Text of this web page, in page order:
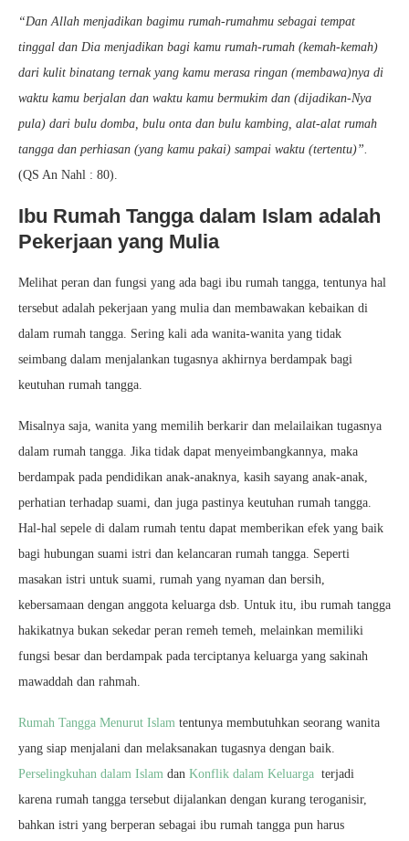
“Dan Allah menjadikan bagimu rumah-rumahmu sebagai tempat
tinggal dan Dia menjadikan bagi kamu rumah-rumah (kemah-kemah)
dari kulit binatang ternak yang kamu merasa ringan (membawa)nya di
waktu kamu berjalan dan waktu kamu bermukim dan (dijadikan-Nya
pula) dari bulu domba, bulu onta dan bulu kambing, alat-alat rumah
tangga dan perhiasan (yang kamu pakai) sampai waktu (tertentu)”.
(QS An Nahl : 80).
Ibu Rumah Tangga dalam Islam adalah
Pekerjaan yang Mulia
Melihat peran dan fungsi yang ada bagi ibu rumah tangga, tentunya hal
tersebut adalah pekerjaan yang mulia dan membawakan kebaikan di
dalam rumah tangga. Sering kali ada wanita-wanita yang tidak
seimbang dalam menjalankan tugasnya akhirnya berdampak bagi
keutuhan rumah tangga.
Misalnya saja, wanita yang memilih berkarir dan melailaikan tugasnya
dalam rumah tangga. Jika tidak dapat menyeimbangkannya, maka
berdampak pada pendidikan anak-anaknya, kasih sayang anak-anak,
perhatian terhadap suami, dan juga pastinya keutuhan rumah tangga.
Hal-hal sepele di dalam rumah tentu dapat memberikan efek yang baik
bagi hubungan suami istri dan kelancaran rumah tangga. Seperti
masakan istri untuk suami, rumah yang nyaman dan bersih,
kebersamaan dengan anggota keluarga dsb. Untuk itu, ibu rumah tangga
hakikatnya bukan sekedar peran remeh temeh, melainkan memiliki
fungsi besar dan berdampak pada terciptanya keluarga yang sakinah
mawaddah dan rahmah.
Rumah Tangga Menurut Islam tentunya membutuhkan seorang wanita
yang siap menjalani dan melaksanakan tugasnya dengan baik.
Perselingkuhan dalam Islam dan Konflik dalam Keluarga terjadi
karena rumah tangga tersebut dijalankan dengan kurang teroganisir,
bahkan istri yang berperan sebagai ibu rumah tangga pun harus